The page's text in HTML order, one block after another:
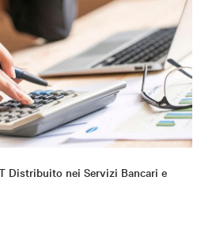
Distribuito nei Servizi Bancari e